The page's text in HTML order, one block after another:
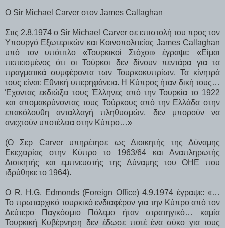
Ο Sir Michael Carver στον James Callaghan
Στις 2.8.1974 ο Sir Michael Carver σε επιστολή του προς τον
Υπουργό Εξωτερικών και Κοινοπολιτείας James Callaghan
υπό τον υπότιτλο «Τουρκικοί Στόχοι» έγραψε: «Είμαι
πεπεισμένος ότι οι Τούρκοι δεν δίνουν πεντάρα για τα
πραγματικά συμφέροντα των Τουρκοκυπρίων. Τα κίνητρά
τους είναι: Εθνική υπερηφάνεια. Η Κύπρος ήταν δική τους…
Έχοντας εκδιώξει τους Έλληνες από την Τουρκία το 1922
και απομακρύνοντας τους Τούρκους από την Ελλάδα στην
επακόλουθη ανταλλαγή πληθυσμών, δεν μπορούν να
ανεχτούν υποτέλεια στην Κύπρο…»
(Ο Σερ Carver υπηρέτησε ως Διοικητής της Δύναμης
Εκεχειρίας στην Κύπρο το 1963/64 και Αναπληρωτής
Διοικητής και εμπνευστής της Δύναμης του ΟΗΕ που
ιδρύθηκε το 1964).
Ο R. H.G. Edmonds (Foreign Office) 4.9.1974 έγραψε: «…
Το πρωταρχικό τουρκικό ενδιαφέρον για την Κύπρο από τον
Δεύτερο Παγκόσμιο Πόλεμο ήταν στρατηγικό… καμία
Τουρκική Κυβέρνηση δεν έδωσε ποτέ ένα σύκο για τους